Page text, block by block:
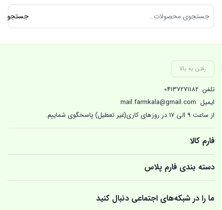
برای:
جستجو
رفتن به بالا
تلفن 04137271182
ایمیل mail.farmkala@gmail.com
از ساعت 9 الی 17 در روزهای کاری(غیر تعطیل) پاسخگوی شماییم.
فارم کالا
دسته بندی فارم پلاس
ما را در شبکه‌های اجتماعی دنبال کنید